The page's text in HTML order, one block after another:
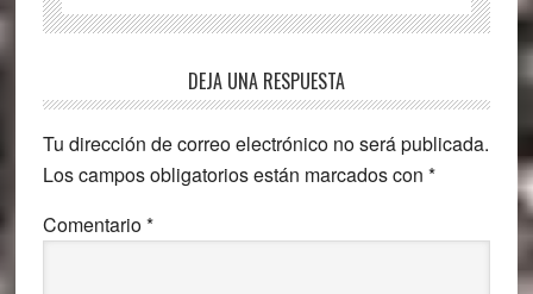
Interacciones
con
los
lectores
DEJA UNA RESPUESTA
Tu dirección de correo electrónico no será publicada.
Los campos obligatorios están marcados con *
Comentario*